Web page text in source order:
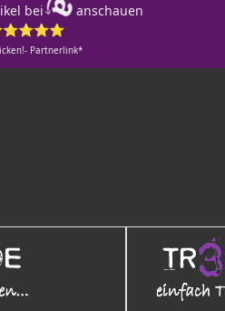
bei
anschauen
Partnerlink*